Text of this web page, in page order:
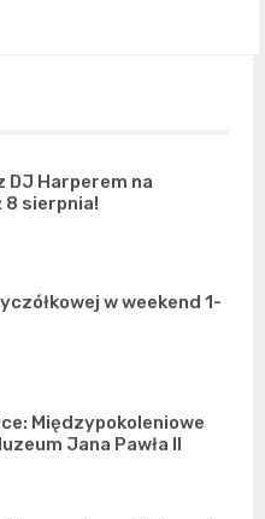
DJ Harperem na
8 sierpnia!
w weekend 1-
Międzypokoleniowe
Jana Pawła II